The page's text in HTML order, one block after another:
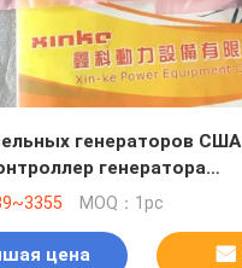
генераторов США
генератора
MOQ：1pc
цена